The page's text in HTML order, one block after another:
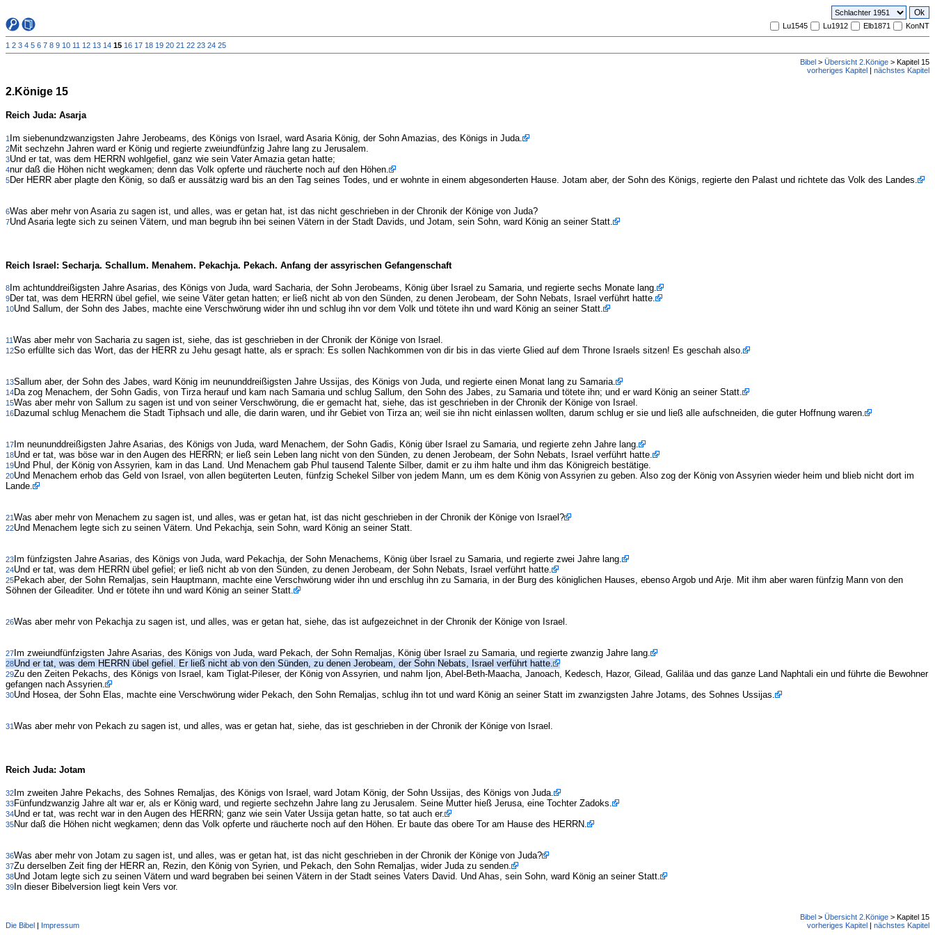
Lu1545 Lu1912 Elb1871 KonNT
1 2 3 4 5 6 7 8 9 10 11 12 13 14 15 16 17 18 19 20 21 22 23 24 25
Bibel > Übersicht 2.Könige > Kapitel 15
vorheriges Kapitel | nächstes Kapitel
2.Könige 15
Reich Juda: Asarja
1 Im siebenundzwanzigsten Jahre Jerobeams, des Königs von Israel, ward Asaria König, der Sohn Amazias, des Königs in Juda.
2Mit sechzehn Jahren ward er König und regierte zweiundfünfzig Jahre lang zu Jerusalem.
3Und er tat, was dem HERRN wohlgefiel, ganz wie sein Vater Amazia getan hatte;
4nur daß die Höhen nicht wegkamen; denn das Volk opferte und räucherte noch auf den Höhen.
5Der HERR aber plagte den König, so daß er aussätzig ward bis an den Tag seines Todes, und er wohnte in einem abgesonderten Hause. Jotam aber, der Sohn des Königs, regierte den Palast und richtete das Volk des Landes.
6Was aber mehr von Asaria zu sagen ist, und alles, was er getan hat, ist das nicht geschrieben in der Chronik der Könige von Juda?
7Und Asaria legte sich zu seinen Vätern, und man begrub ihn bei seinen Vätern in der Stadt Davids, und Jotam, sein Sohn, ward König an seiner Statt.
Reich Israel: Secharja. Schallum. Menahem. Pekachja. Pekach. Anfang der assyrischen Gefangenschaft
8 Im achtunddreißigsten Jahre Asarias, des Königs von Juda, ward Sacharia, der Sohn Jerobeams, König über Israel zu Samaria, und regierte sechs Monate lang.
9Der tat, was dem HERRN übel gefiel, wie seine Väter getan hatten; er ließ nicht ab von den Sünden, zu denen Jerobeam, der Sohn Nebats, Israel verführt hatte.
10Und Sallum, der Sohn des Jabes, machte eine Verschwörung wider ihn und schlug ihn vor dem Volk und tötete ihn und ward König an seiner Statt.
11Was aber mehr von Sacharia zu sagen ist, siehe, das ist geschrieben in der Chronik der Könige von Israel.
12So erfüllte sich das Wort, das der HERR zu Jehu gesagt hatte, als er sprach: Es sollen Nachkommen von dir bis in das vierte Glied auf dem Throne Israels sitzen! Es geschah also.
13Sallum aber, der Sohn des Jabes, ward König im neununddreißigsten Jahre Ussijas, des Königs von Juda, und regierte einen Monat lang zu Samaria.
14Da zog Menachem, der Sohn Gadis, von Tirza herauf und kam nach Samaria und schlug Sallum, den Sohn des Jabes, zu Samaria und tötete ihn; und er ward König an seiner Statt.
15Was aber mehr von Sallum zu sagen ist und von seiner Verschwörung, die er gemacht hat, siehe, das ist geschrieben in der Chronik der Könige von Israel.
16Dazumal schlug Menachem die Stadt Tiphsach und alle, die darin waren, und ihr Gebiet von Tirza an; weil sie ihn nicht einlassen wollten, darum schlug er sie und ließ alle aufschneiden, die guter Hoffnung waren.
17 Im neununddreißigsten Jahre Asarias, des Königs von Juda, ward Menachem, der Sohn Gadis, König über Israel zu Samaria, und regierte zehn Jahre lang.
18Und er tat, was böse war in den Augen des HERRN; er ließ sein Leben lang nicht von den Sünden, zu denen Jerobeam, der Sohn Nebats, Israel verführt hatte.
19Und Phul, der König von Assyrien, kam in das Land. Und Menachem gab Phul tausend Talente Silber, damit er zu ihm halte und ihm das Königreich bestätige.
20Und Menachem erhob das Geld von Israel, von allen begüterten Leuten, fünfzig Schekel Silber von jedem Mann, um es dem König von Assyrien zu geben. Also zog der König von Assyrien wieder heim und blieb nicht dort im
Lande.
21Was aber mehr von Menachem zu sagen ist, und alles, was er getan hat, ist das nicht geschrieben in der Chronik der Könige von Israel?
22Und Menachem legte sich zu seinen Vätern. Und Pekachja, sein Sohn, ward König an seiner Statt.
23 Im fünfzigsten Jahre Asarias, des Königs von Juda, ward Pekachja, der Sohn Menachems, König über Israel zu Samaria, und regierte zwei Jahre lang.
24Und er tat, was dem HERRN übel gefiel; er ließ nicht ab von den Sünden, zu denen Jerobeam, der Sohn Nebats, Israel verführt hatte.
25Pekach aber, der Sohn Remaljas, sein Hauptmann, machte eine Verschwörung wider ihn und erschlug ihn zu Samaria, in der Burg des königlichen Hauses, ebenso Argob und Arje. Mit ihm aber waren fünfzig Mann von den
Söhnen der Gileaditer. Und er tötete ihn und ward König an seiner Statt.
26Was aber mehr von Pekachja zu sagen ist, und alles, was er getan hat, siehe, das ist aufgezeichnet in der Chronik der Könige von Israel.
27 Im zweiundfünfzigsten Jahre Asarias, des Königs von Juda, ward Pekach, der Sohn Remaljas, König über Israel zu Samaria, und regierte zwanzig Jahre lang.
28Und er tat, was dem HERRN übel gefiel. Er ließ nicht ab von den Sünden, zu denen Jerobeam, der Sohn Nebats, Israel verführt hatte.
29Zu den Zeiten Pekachs, des Königs von Israel, kam Tiglat-Pileser, der König von Assyrien, und nahm Ijon, Abel-Beth-Maacha, Janoach, Kedesch, Hazor, Gilead, Galiläa und das ganze Land Naphtali ein und führte die Bewohner
gefangen nach Assyrien.
30Und Hosea, der Sohn Elas, machte eine Verschwörung wider Pekach, den Sohn Remaljas, schlug ihn tot und ward König an seiner Statt im zwanzigsten Jahre Jotams, des Sohnes Ussijas.
31Was aber mehr von Pekach zu sagen ist, und alles, was er getan hat, siehe, das ist geschrieben in der Chronik der Könige von Israel.
Reich Juda: Jotam
32 Im zweiten Jahre Pekachs, des Sohnes Remaljas, des Königs von Israel, ward Jotam König, der Sohn Ussijas, des Königs von Juda.
33Fünfundzwanzig Jahre alt war er, als er König ward, und regierte sechzehn Jahre lang zu Jerusalem. Seine Mutter hieß Jerusa, eine Tochter Zadoks.
34Und er tat, was recht war in den Augen des HERRN; ganz wie sein Vater Ussija getan hatte, so tat auch er.
35Nur daß die Höhen nicht wegkamen; denn das Volk opferte und räucherte noch auf den Höhen. Er baute das obere Tor am Hause des HERRN.
36Was aber mehr von Jotam zu sagen ist, und alles, was er getan hat, ist das nicht geschrieben in der Chronik der Könige von Juda?
37Zu derselben Zeit fing der HERR an, Rezin, den König von Syrien, und Pekach, den Sohn Remaljas, wider Juda zu senden.
38Und Jotam legte sich zu seinen Vätern und ward begraben bei seinen Vätern in der Stadt seines Vaters David. Und Ahas, sein Sohn, ward König an seiner Statt.
39 In dieser Bibelversion liegt kein Vers vor.
Bibel > Übersicht 2.Könige > Kapitel 15
Die Bibel | Impressum vorheriges Kapitel | nächstes Kapitel